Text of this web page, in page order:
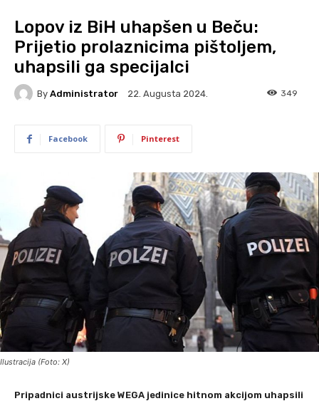
Lopov iz BiH uhapšen u Beču:
Prijetio prolaznicima pištoljem,
uhapsili ga specijalci
By Administrator 22. Augusta 2024. 349
Facebook Pinterest
Ilustracija (Foto: X)
Pripadnici austrijske WEGA jedinice hitnom akcijom uhapsili